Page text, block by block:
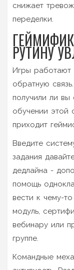
снижает
переделки.
РУТИНУ
Игры работают
обратную
получили ли вы
обучении этой
приходит
Введите
задания
дедлайна -
помощь
вести к чему-
модуль,
вебинару или
группе.
Командные